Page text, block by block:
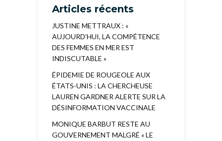
Articles récents
JUSTINE METTRAUX : «
AUJOURD’HUI, LA COMPÉTENCE
DES FEMMES EN MER EST
INDISCUTABLE »
ÉPIDEMIE DE ROUGEOLE AUX
ÉTATS-UNIS : LA CHERCHEUSE
LAUREN GARDNER ALERTE SUR LA
DÉSINFORMATION VACCINALE
MONIQUE BARBUT RESTE AU
GOUVERNEMENT MALGRÉ « LE